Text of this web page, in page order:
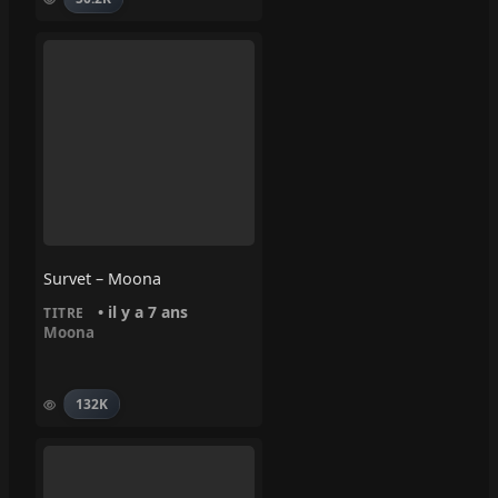
Survet – Moona
TITRE • il y a 7 ans
Moona
132K